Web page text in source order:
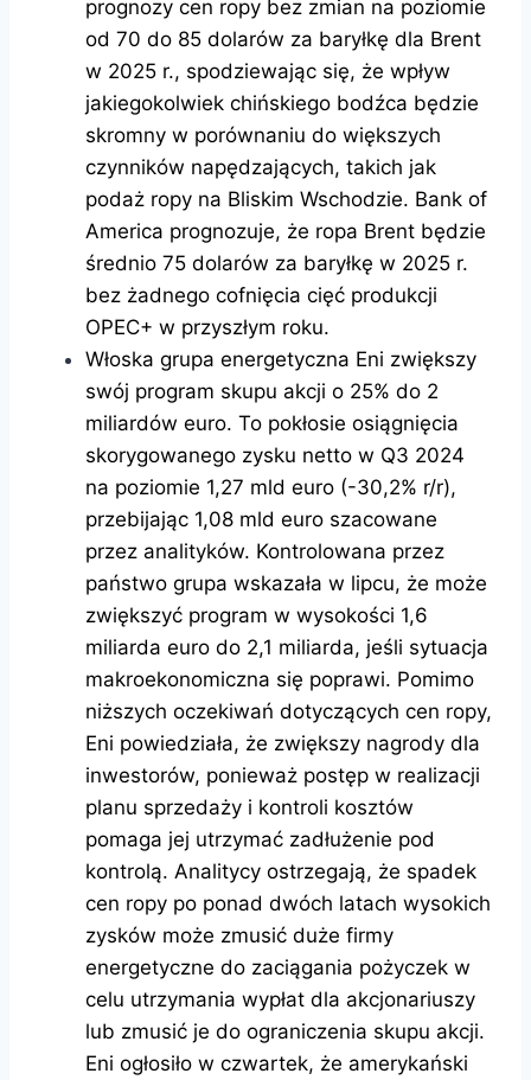
prognozy cen ropy bez zmian na poziomie
od 70 do 85 dolarów za baryłkę dla Brent
w 2025 r., spodziewając się, że wpływ
jakiegokolwiek chińskiego bodźca będzie
skromny w porównaniu do większych
czynników napędzających, takich jak
podaż ropy na Bliskim Wschodzie. Bank of
America prognozuje, że ropa Brent będzie
średnio 75 dolarów za baryłkę w 2025 r.
bez żadnego cofnięcia cięć produkcji
OPEC+ w przyszłym roku.
Włoska grupa energetyczna Eni zwiększy
swój program skupu akcji o 25% do 2
miliardów euro. To pokłosie osiągnięcia
skorygowanego zysku netto w Q3 2024
na poziomie 1,27 mld euro (-30,2% r/r),
przebijając 1,08 mld euro szacowane
przez analityków. Kontrolowana przez
państwo grupa wskazała w lipcu, że może
zwiększyć program w wysokości 1,6
miliarda euro do 2,1 miliarda, jeśli sytuacja
makroekonomiczna się poprawi. Pomimo
niższych oczekiwań dotyczących cen ropy,
Eni powiedziała, że ​​zwiększy nagrody dla
inwestorów, ponieważ postęp w realizacji
planu sprzedaży i kontroli kosztów
pomaga jej utrzymać zadłużenie pod
kontrolą. Analitycy ostrzegają, że spadek
cen ropy po ponad dwóch latach wysokich
zysków może zmusić duże firmy
energetyczne do zaciągania pożyczek w
celu utrzymania wypłat dla akcjonariuszy
lub zmusić je do ograniczenia skupu akcji.
Eni ogłosiło w czwartek, że amerykański